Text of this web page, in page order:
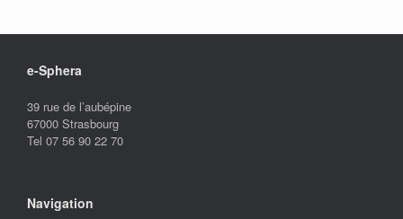
e-Sphera
39 rue de l’aubépine
67000 Strasbourg
Tel 07 56 90 22 70
Navigation